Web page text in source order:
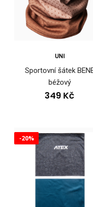
Sportovní šátek
UNI
Sportovní šátek
béžový
349 Kč
-20%